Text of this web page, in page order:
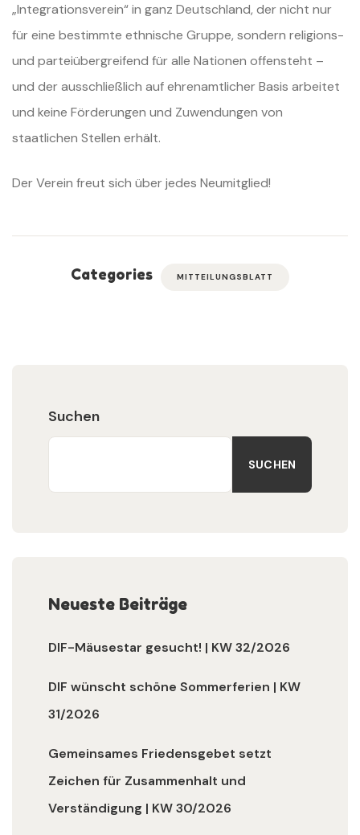
„Integrationsverein“ in ganz Deutschland, der nicht nur
für eine bestimmte ethnische Gruppe, sondern religions-
und parteiübergreifend für alle Nationen offensteht –
und der ausschließlich auf ehrenamtlicher Basis arbeitet
und keine Förderungen und Zuwendungen von
staatlichen Stellen erhält.
Der Verein freut sich über jedes Neumitglied!
Categories MITTEILUNGSBLATT
Suchen
SUCHEN
Neueste Beiträge
DIF-Mäusestar gesucht! | KW 32/2026
DIF wünscht schöne Sommerferien | KW
31/2026
Gemeinsames Friedensgebet setzt
Zeichen für Zusammenhalt und
Verständigung | KW 30/2026